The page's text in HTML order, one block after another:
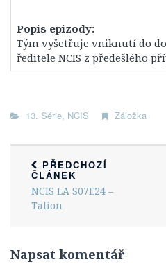
Timothy McGee
Ziva Davidová
Abigail „Abby“ Sciutová
Donald „Ducky“ Mallard
Leon Vance
Caitlin „Kate“ Toddová
Jennifer „Jenny“ Shepardová
Lokace
Popis epizody:
Tým vyšetřuje vniknutí do
ředitele NCIS z předešlého
13. Série, NCIS Záložka
PŘEDCHOZÍ
ČLÁNEK
NCIS LA S07E24 –
Talion
Napsat komentář